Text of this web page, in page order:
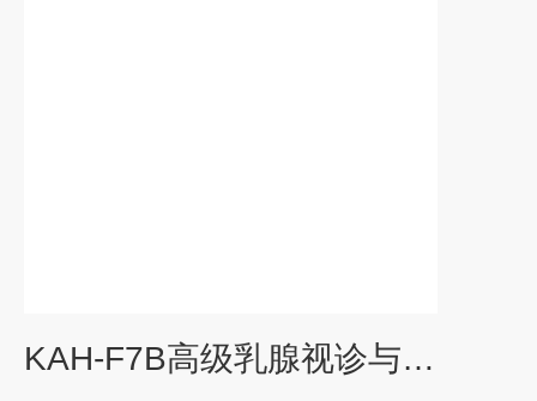
KAH-F7B高级乳腺视诊与触诊模型2